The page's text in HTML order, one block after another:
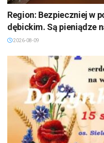
Region: Bezpieczniej w
dębickim. Są pieniądze
2026-08-09